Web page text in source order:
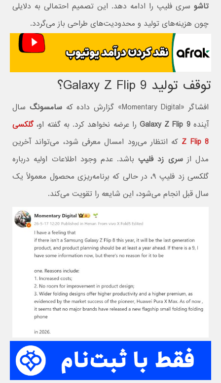
تاشو سری فلیپ را ادامه دهد. این تصمیم احتمالی به دلایلی
چون هزینه‌های تولید و محدودیت‌های طراحی باز می‌گردد.
توقف تولید Galaxy Z Flip 9؟
افشاگر «Momentary Digital» گزارش داده که سامسونگ سال
آیندهGalaxy Z Flip 9 را عرضه نخواهد کرد. به گفته او،گلکسی
Z Flip 8 که انتظار می‌رود امسال معرفی شود، می‌تواند آخرین
مدل ازسری زد فلیپباشد. عدم وجود اطلاعات اولیه درباره
گلکسی زد فلیپ ۹، در حالی که برنامه‌ریزی محصول معمولاً یک
سال قبل انجام می‌شود، این شایعه را تقویت می‌کند.